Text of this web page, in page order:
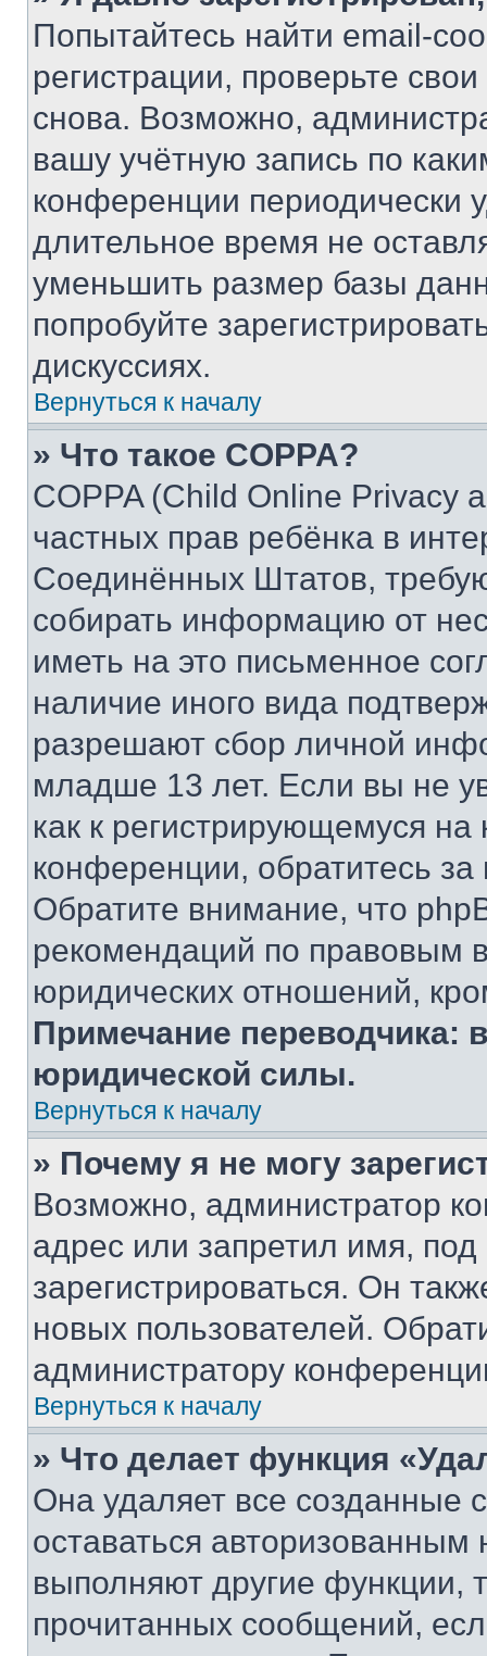
Попытайтесь найти email-
регистрации, проверьте
снова. Возможно,
вашу учётную запись по
конференции периодически
длительное время не
уменьшить размер базы
попробуйте
дискуссиях.
Вернуться к началу
» Что такое COPPA?
COPPA (Child Online Privacy
частных прав ребёнка в
Соединённых Штатов,
собирать информацию от
иметь на это письменное
наличие иного вида
разрешают сбор личной
младше 13 лет. Если вы не
как к регистрирующемуся
конференции, обратитесь
Обратите внимание, что
рекомендаций по правовым
юридических отношений,
Примечание переводчика:
юридической силы.
Вернуться к началу
» Почему я не могу
Возможно, администратор
адрес или запретил имя,
зарегистрироваться. Он
новых пользователей.
администратору
Вернуться к началу
» Что делает функция
Она удаляет все созданные
оставаться
выполняют другие функции,
прочитанных сообщений,